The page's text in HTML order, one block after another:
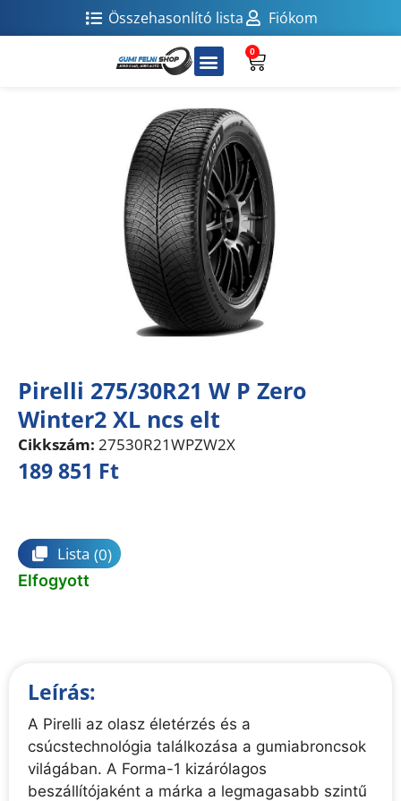
Összehasonlító lista Fiókom
0
Pirelli 275/30R21 W P Zero
Winter2 XL ncs elt
Cikkszám: 27530R21WPZW2X
189 851 Ft
Lista (0)
Elfogyott
Leírás:
A Pirelli az olasz életérzés és a
csúcstechnológia találkozása a gumiabroncsok
világában. A Forma-1 kizárólagos
beszállítójaként a márka a legmagasabb szintű